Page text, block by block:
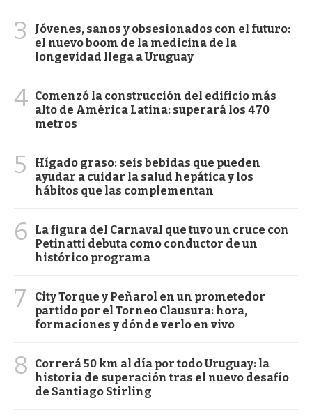
3
Jóvenes, sanos y obsesionados con el futuro:
el nuevo boom de la medicina de la
longevidad llega a Uruguay
4 Comenzó la construcción del edificio más
alto de América Latina: superará los 470
metros
5
Hígado graso: seis bebidas que pueden
ayudar a cuidar la salud hepática y los
hábitos que las complementan
6
La figura del Carnaval que tuvo un cruce con
Petinatti debuta como conductor de un
histórico programa
7
City Torque y Peñarol en un prometedor
partido por el Torneo Clausura: hora,
formaciones y dónde verlo en vivo
8
Correrá 50 km al día por todo Uruguay: la
historia de superación tras el nuevo desafío
de Santiago Stirling